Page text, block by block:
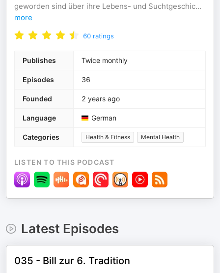
geworden sind über ihre Lebens- und Suchtgeschic...
more
60 ratings
Publishes Twice monthly
Episodes 36
Founded 2 years ago
Language German
Categories Health & Fitness Mental Health
LISTEN TO THIS PODCAST
Latest Episodes
035 - Bill zur 6. Tradition